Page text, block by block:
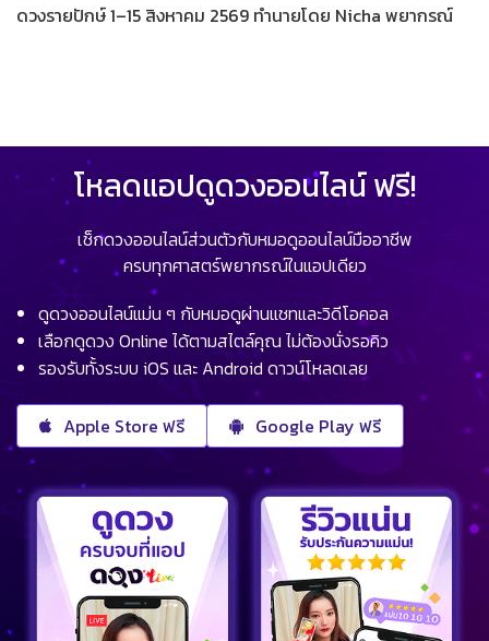
ดวงรายปักษ์ 1–15 สิงหาคม 2569 ทำนายโดย Nicha พยากรณ์
โหลดแอปดูดวงออนไลน์ ฟรี!
เช็กดวงออนไลน์ส่วนตัวกับหมอดูออนไลน์มืออาชีพ
ครบทุกศาสตร์พยากรณ์ในแอปเดียว
ดูดวงออนไลน์แม่น ๆ กับหมอดูผ่านแชทและวิดีโอคอล
เลือกดูดวง Online ได้ตามสไตล์คุณ ไม่ต้องนั่งรอคิว
รองรับทั้งระบบ iOS และ Android ดาวน์โหลดเลย
Apple Store ฟรี Google Play ฟรี